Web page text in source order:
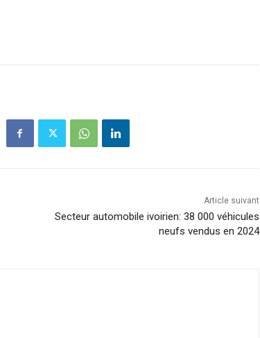
Article suivant
Secteur automobile ivoirien: 38 000 véhicules
neufs vendus en 2024